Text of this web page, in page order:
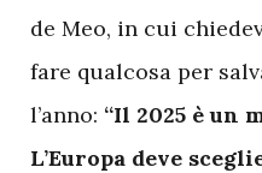
de Meo, in cui
fare qualcosa per
l’anno: “Il 2025 è un
L’Europa deve